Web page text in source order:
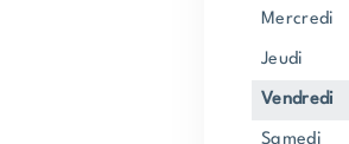
mercredi
jeudi
vendredi
samedi